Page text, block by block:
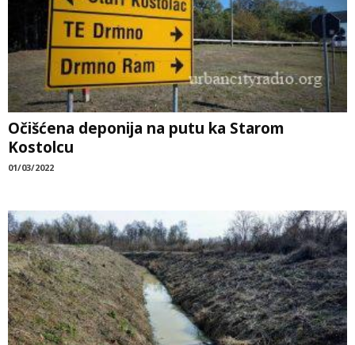
Očišćena deponija na putu ka Starom
Kostolcu
01/03/2022